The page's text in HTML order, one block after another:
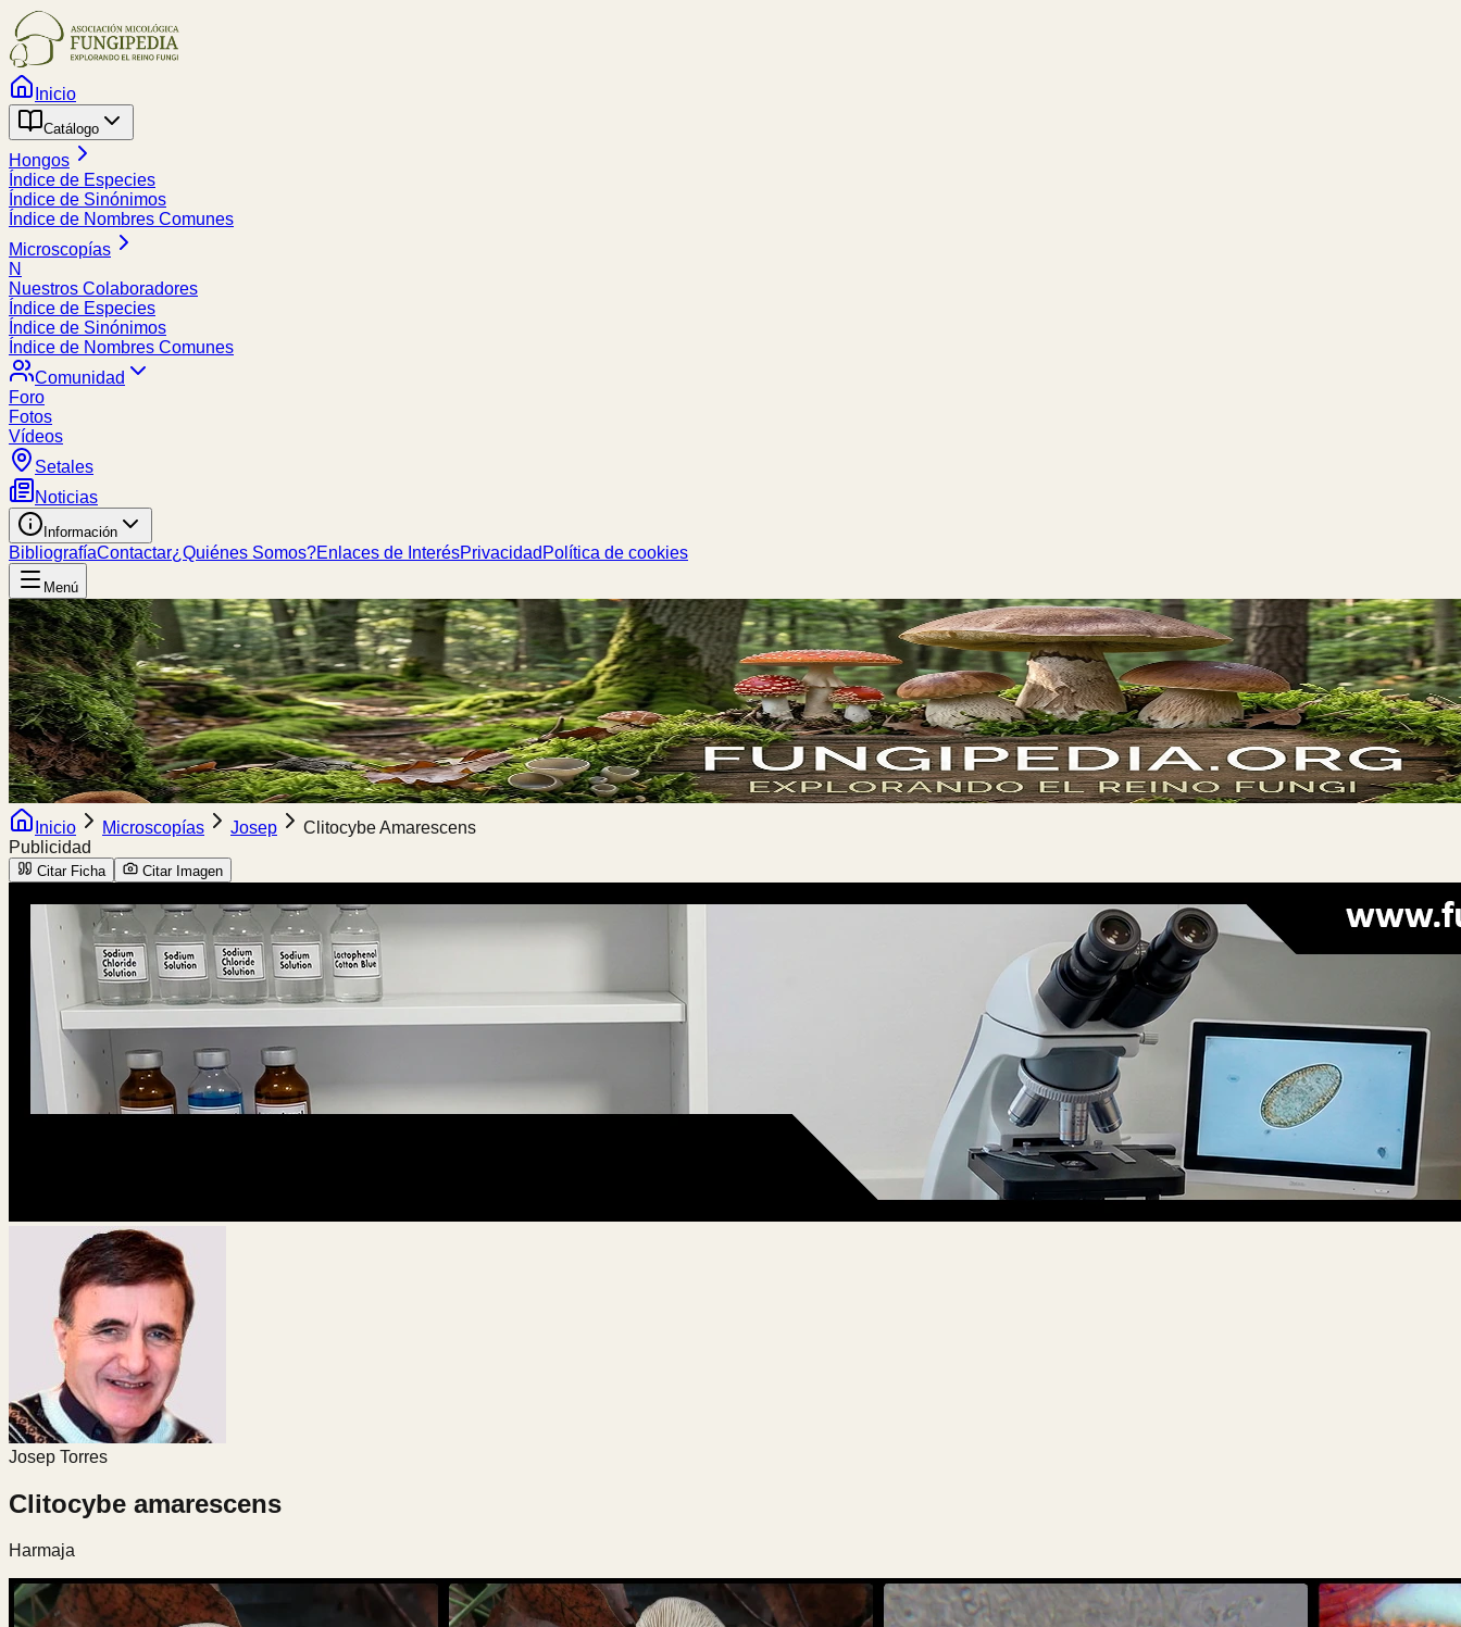
Inicio
Catálogo
Hongos
Índice de Especies
Índice de Sinónimos
Índice de Nombres Comunes
Microscopías
N
Nuestros Colaboradores
Índice de Especies
Índice de Sinónimos
Índice de Nombres Comunes
Comunidad
Foro
Fotos
Vídeos
Setales
Noticias
Información
BibliografíaContactar¿Quiénes Somos?Enlaces de InterésPrivacidad Política de cookies
Menú
Inicio Microscopías Josep
Clitocybe Amarescens
Publicidad
Citar Ficha Citar Imagen
Josep Torres
Clitocybe amarescens
Harmaja